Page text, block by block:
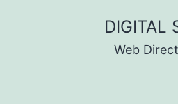
DIGITAL
Web